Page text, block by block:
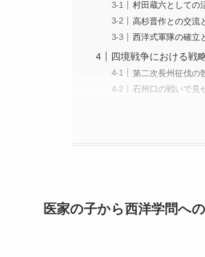
村田蔵六としての
高杉晋作との交流
西洋式軍隊の確立
四境戦争における戦
第二次長州征伐の
石州口の戦いで見
医家の子から西洋学問へ